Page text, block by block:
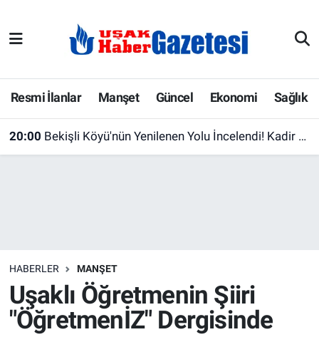
Resmi İlanlar Manşet Güncel Ekonomi Sağlık
20:00 Bekişli Köyü'nün Yenilenen Yolu İncelendi! Kadir Uslu'dan İl Özel İdaresi'ne Teşekkür
HABERLER MANŞET
Uşaklı Öğretmenin Şiiri
"ÖğretmenİZ" Dergisinde
E-Gazete
Ekonomi
Köşe Yazarları
Kültür Sanat
Uşak Hava Durumu
Uşak Trafik Yoğunluk Haritası
Süper Lig Puan Durumu ve Fikstür